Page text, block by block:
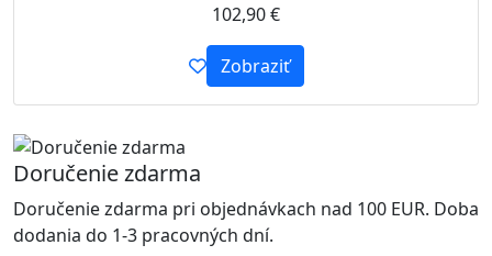
102,90€
Zobraziť
Doručenie zdarma
Doručenie zdarma pri objednávkach nad 100 EUR. Doba
dodania do 1-3 pracovných dní.